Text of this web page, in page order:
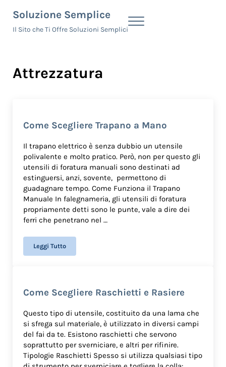
Soluzione Semplice
Il Sito che Ti Offre Soluzioni Semplici
Menu
Attrezzatura
Come Scegliere Trapano a Mano
Il trapano elettrico è senza dubbio un utensile
polivalente e molto pratico. Però, non per questo gli
utensili di foratura manuali sono destinati ad
estinguersi, anzi, sovente, permettono di
guadagnare tempo. Come Funziona il Trapano
Manuale In falegnameria, gli utensili di foratura
propriamente detti sono le punte, vale a dire dei
ferri che penetrano nel …
Leggi TuttoCome Scegliere Trapano a Mano
Come Scegliere Raschietti e Rasiere
Questo tipo di utensile, costituito da una lama che
si sfrega sul materiale, è utilizzato in diversi campi
del fai da te. Esistono raschietti che servono
soprattutto per sverniciare, e altri per rifinire.
Tipologie Raschietti Spesso si utilizza qualsiasi tipo